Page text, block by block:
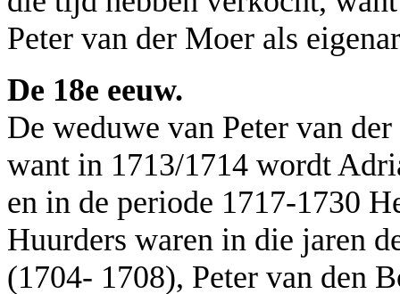
Peter van der Moer als
De 18e eeuw.
De weduwe van Peter van
want in 1713/1714 wordt
en in de periode 1717-1730
Huurders waren in die jaren
(1704- 1708), Peter van den